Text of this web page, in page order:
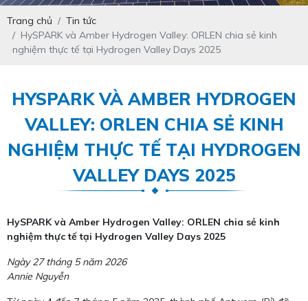
Trang chủ
Tin tức
HySPARK và Amber Hydrogen Valley: ORLEN chia sẻ kinh
nghiệm thực tế tại Hydrogen Valley Days 2025
HYSPARK VÀ AMBER HYDROGEN
VALLEY: ORLEN CHIA SẺ KINH
NGHIỆM THỰC TẾ TẠI HYDROGEN
VALLEY DAYS 2025
HySPARK và Amber Hydrogen Valley: ORLEN chia sẻ kinh
nghiệm thực tế tại Hydrogen Valley Days 2025
Ngày 27 tháng 5 năm 2026
Annie Nguyễn